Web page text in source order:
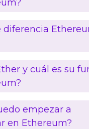
diferencia
y cuál es su
empezar a
en Ethereum?